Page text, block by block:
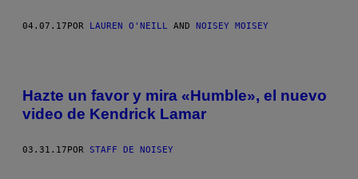
04.07.17 POR LAUREN O'NEILL AND NOISEY MOISEY
Hazte un favor y mira «Humble», el nuevo
video de Kendrick Lamar
03.31.17POR STAFF DE NOISEY